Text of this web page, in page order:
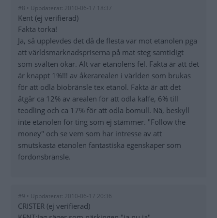
#8 • Uppdaterat: 2010-06-17 18:37
Kent (ej verifierad)
Fakta torka!
Ja, så upplevdes det då de flesta var mot etanolen pga
att världsmarknadspriserna på mat steg samtidigt
som svälten ökar. Alt var etanolens fel. Fakta är att det
är knappt 1%!!! av åkerarealen i världen som brukas
för att odla biobränsle tex etanol. Fakta är att det
åtgår ca 12% av arealen för att odla kaffe, 6% till
teodling och ca 17% för att odla bomull. Nä, beskyll
inte etanolen för ting som ej stämmer. "Follow the
money" och se vem som har intresse av att
smutskasta etanolen fantastiska egenskaper som
fordonsbränsle.
#9 • Uppdaterat: 2010-06-17 20:36
CRISTER (ej verifierad)